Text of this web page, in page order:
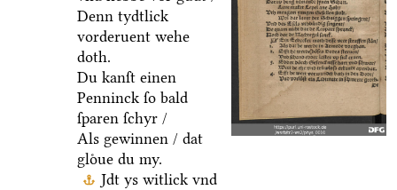
Denn tydtlick
vorderuent wehe
doth.
Du kanſt einen
Penninck ſo bald
ſparen ſchyr /
Als gewinnen / dat
gloͤue du my.
Jdt ys witlick vnd